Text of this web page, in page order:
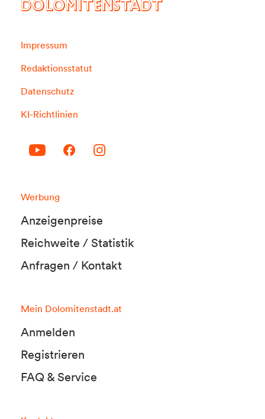
DOLOMITENSTADT
Impressum
Redaktionsstatut
Datenschutz
KI-Richtlinien
Werbung
Anzeigenpreise
Reichweite / Statistik
Anfragen / Kontakt
Mein Dolomitenstadt.at
Anmelden
Registrieren
FAQ & Service